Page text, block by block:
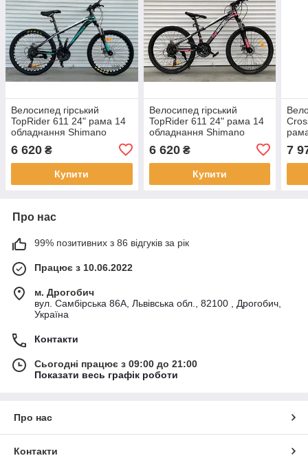
Велосипед гірський
TopRider 611 24" рама 14
обладнання Shimano
6 620 ₴
Купити
Велосипед гірський
TopRider 611 24" рама 14
обладнання Shimano
6 620₴
Купити
7
Про нас
99% позитивних з 86 відгуків за рік
Працює з 10.06.2022
м. Дрогобич
вул. Самбірська 86А, Львівська обл., 82100 , Дрогобич,
Україна
Контакти
Сьогодні працює з 09:00 до 21:00
Показати весь графік роботи
Про нас
Контакти